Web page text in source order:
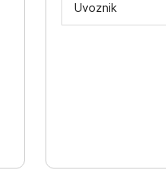
Uvoznik